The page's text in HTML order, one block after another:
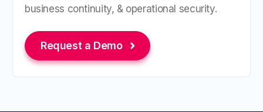
business continuity, & operational security.
Request a Demo